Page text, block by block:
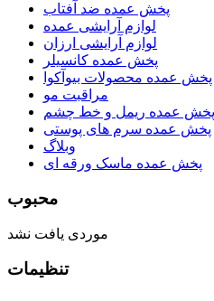
پخش عمده ضد آفتاب
لوازم آرایشی عمده
لوازم آرایشی ارزان
پخش عمده کانسیلر
پخش عمده محصولات بیوآکوا
مراقبت مو
پخش عمده ریمل و خط چشم
پخش عمده سرم های پوستی
وبلاگ
پخش عمده ماسک ورقه ای
محبوب
موردی یافت نشد
تنظیمات